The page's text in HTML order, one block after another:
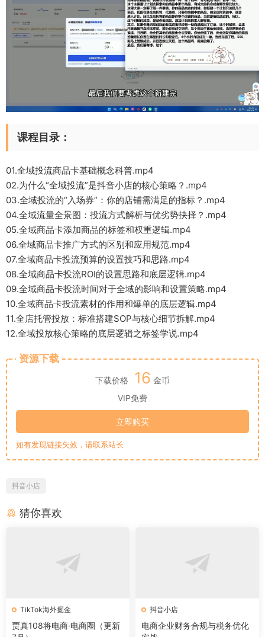
课程目录：
01.全域投流商品卡基础概念科普.mp4
02.为什么“全域投流”是抖音小店的核心策略？.mp4
03.全域投流的“入场券”：你的店铺需满足的指标？.mp4
04.全域流量全景图：投流方式解析与优劣势抉择？.mp4
05.全域商品卡添加商品的标签和权重逻辑.mp4
06.全域商品卡推广方式的区别和应用规范.mp4
07.全域商品卡投流预算的设置技巧和思路.mp4
08.全域商品卡投流ROI的设置思路和底层逻辑.mp4
09.全域商品卡投流时间对于全域的影响和设置策略.mp4
10.全域商品卡投流素材的作用和爆单的底层逻辑.mp4
11.全店托管投放：标准搭建SOP与核心细节拆解.mp4
12.全域投放核心策略的底层逻辑之标签学说.mp4
资源下载
下载价格 16 金币
VIP免费
立即购买
如有发现链接失效，请联系站长
抖音小店
猜你喜欢
TikTok海外掘金
贾真108将电商·电商圈（更新
抖音小店
电商企业财务合规与税务优化